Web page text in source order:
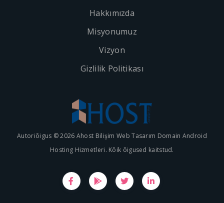
Hakkımızda
Misyonumuz
Vizyon
Gizlilik Politikası
Autoriõigus © 2026 Ahost Bilişim Web Tasarım Domain Android
Hosting Hizmetleri. Kõik õigused kaitstud.